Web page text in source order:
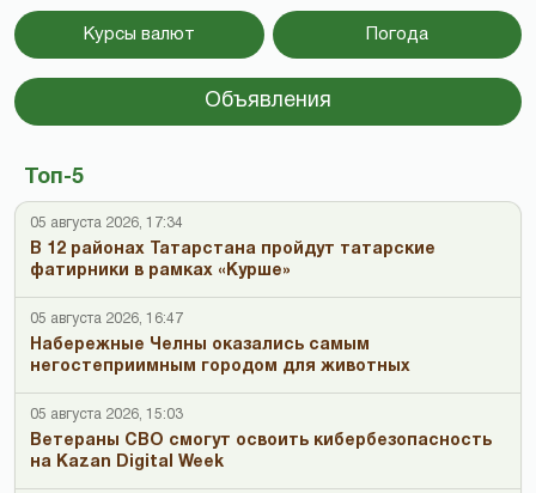
Курсы валют Погода
Объявления
Топ-5
05 августа 2026, 17:34
В 12 районах Татарстана пройдут татарские
фатирники в рамках «Курше»
05 августа 2026, 16:47
Набережные Челны оказались самым
негостеприимным городом для животных
05 августа 2026, 15:03
Ветераны СВО смогут освоить кибербезопасность
на Kazan Digital Week